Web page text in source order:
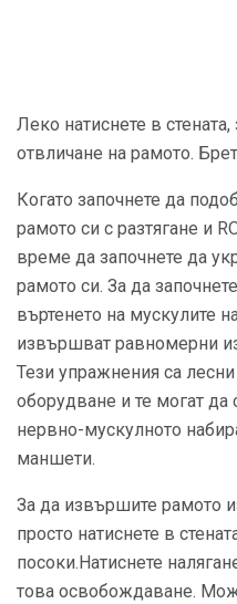
Леко натиснете в
отвличане на рамото.
Когато започнете да
рамото си с разтягане и
време да започнете да
рамото си. За да
въртенето на мускулите
извършват равномерни
Тези упражнения са
оборудване и те могат да
нервно-мускулното
маншети.
За да извършите рамото
просто натиснете в
посоки.Натиснете
това освобождаване.